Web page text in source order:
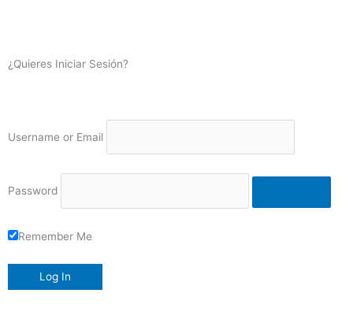
¿Quieres Iniciar Sesión?
Username or Email
Password
Remember Me